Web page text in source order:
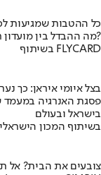
כל ההטבות שמגיעות
מה ההבדל בין מועדון תעופה וכרטיס אשראי?
בשיתוף FLYCARD
בצל איומי איראן: כך
פסגת האנרגיה במעמד
בישראל ובעולם
בשיתוף המכון
צובעים את הבית? אל